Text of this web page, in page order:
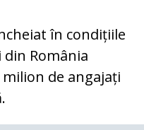
în condițiile
România
de angajați